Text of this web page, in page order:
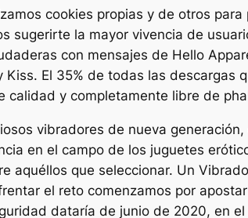
cookies propias y de otros para
sugerirte la mayor vivencia de
con mensajes de Hello
El 35% de todas las descargas
calidad y completamente libre de
vibradores de nueva generación,
en el campo de los juguetes
aquéllos que seleccionar. Un
el reto comenzamos por
dataría de junio de 2020, en